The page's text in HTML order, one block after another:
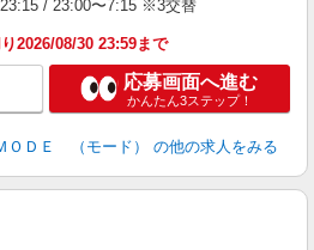
/ 23:00〜7:15 ※3交替
2026/08/30 23:59まで
応募画面へ進む
かんたん3ステップ！
ＯＤＥ （モード） の他の求人をみる